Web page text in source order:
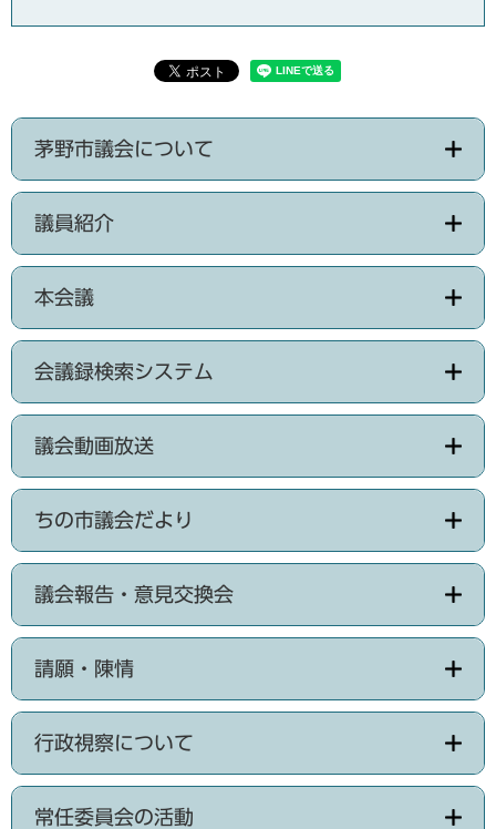
茅野市議会について
議員紹介
本会議
会議録検索システム
議会動画放送
ちの市議会だより
議会報告・意見交換会
請願・陳情
行政視察について
常任委員会の活動